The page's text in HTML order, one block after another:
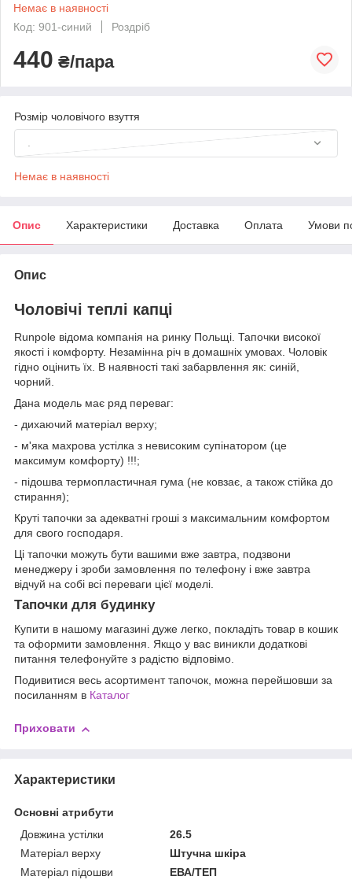
Немає в наявності
Код: 901-синий
Роздріб
440 ₴/пара
Розмір чоловічого взуття
Немає в наявності
Опис Характеристики Доставка Оплата Умови
Опис
Чоловічі теплі капці
Runpolе відома компанія на ринку Польщі. Тапочки високої
якості і комфорту. Незамінна річ в домашніх умовах. Чоловік
гідно оцінить їх. В наявності такі забарвлення як: синій,
чорний.
Дана модель має ряд переваг:
- дихаючий матеріал верху;
- м'яка махрова устілка з невисоким супінатором (це
максимум комфорту) !!!;
- підошва термопластичная гума (не ковзає, а також стійка до
стирання);
Круті тапочки за адекватні гроші з максимальним комфортом
для свого господаря.
Ці тапочки можуть бути вашими вже завтра, подзвони
менеджеру і зроби замовлення по телефону і вже завтра
відчуй на собі всі переваги цієї моделі.
Тапочки для будинку
Купити в нашому магазині дуже легко, покладіть товар в кошик
та оформити замовлення. Якщо у вас виникли додаткові
питання телефонуйте з радістю відповімо.
Подивитися весь асортимент тапочок, можна перейшовши за
посиланням в Каталог
Приховати
Характеристики
Основні атрибути
Довжина устілки
26.5
Матеріал верху
Штучна шкіра
Матеріал підошви
ЕВА/ТЕП